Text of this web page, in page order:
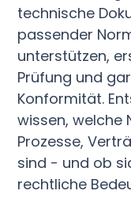
technische
passender
unterstützen,
Prüfung und
Konformität.
wissen, welche
Prozesse,
sind - und ob
rechtliche